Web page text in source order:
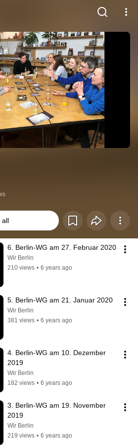
all
6. Berlin-WG am 27. Februar 2020
Wir Berlin
210 views • 6 years ago
5. Berlin-WG am 21. Januar 2020
Wir Berlin
381 views • 6 years ago
4. Berlin-WG am 10. Dezember
2019
Wir Berlin
182 views • 6 years ago
3. Berlin-WG am 19. November
2019
Wir Berlin
219 views • 6 years ago